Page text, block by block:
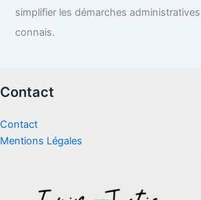
simplifier les démarches
connais.
Contact
Contact
Mentions Légales